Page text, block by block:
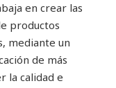
en crear las
productos
mediante un
de más
la calidad e